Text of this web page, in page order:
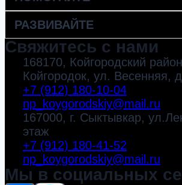
РАЗВИВАЙТЕ
Свяжитесь с нами
168170, Койгородский
Койгородок, ул. Весенняя,
+7 (912) 180-10-04
np_koygorodskiy@mail.ru
167000, г. Сыктывкар,
этаж
+7 (912) 180-41-52
np_koygorodskiy@mail.ru
Мы в социальных